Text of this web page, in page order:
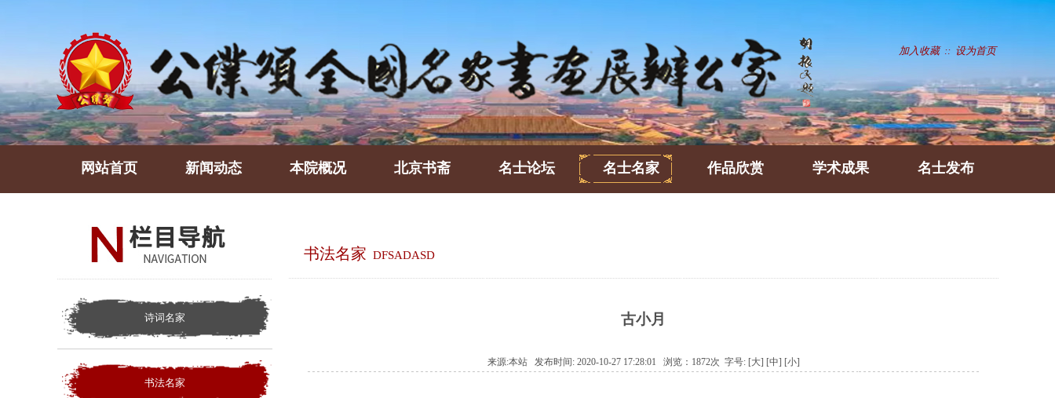
加入收藏:: 设为首页
网站首页 新闻动态 本院概况 北京书斋 名士论坛 名士名家 作品欣赏 学术成果 名士发布
诗词名家
书法名家
书法名家 DFSADASD
古小月
来源:本站 发布时间: 2020-10-27 17:28:01 浏览：1872次 字号: [大] [中] [小]